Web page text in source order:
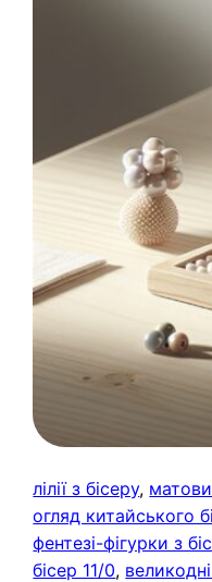
лілії з бісеру,
огляд китайського
фентезі-фігурки з
бісер 11/0,